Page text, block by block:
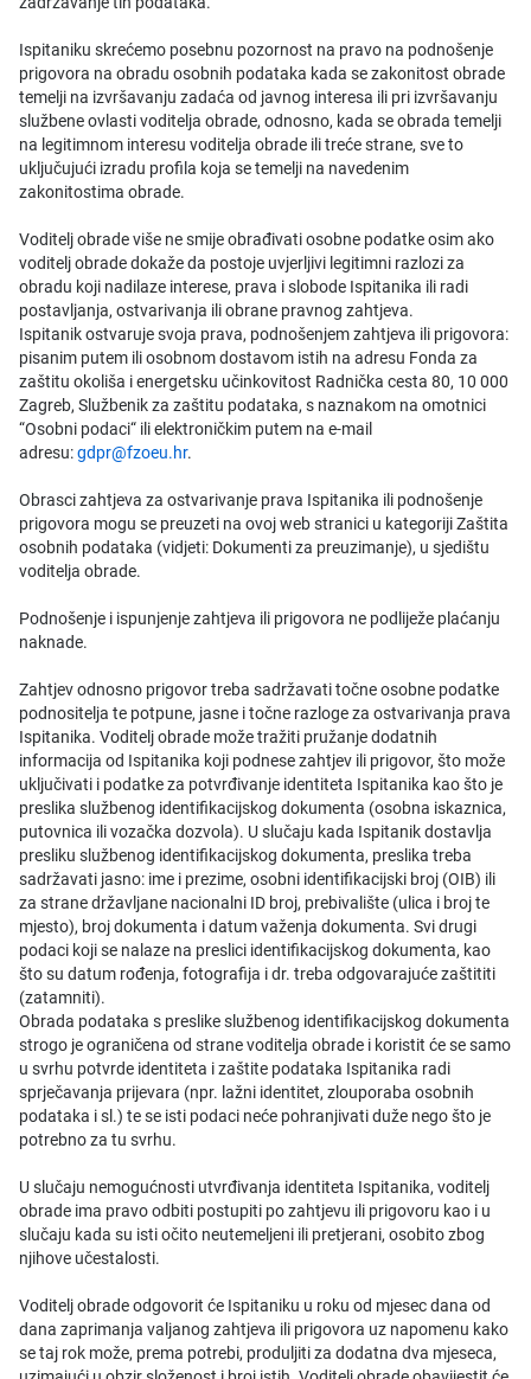
Ispitaniku skrećemo posebnu pozornost na pravo na podnošenje
prigovora na obradu osobnih podataka kada se zakonitost obrade
temelji na izvršavanju zadaća od javnog interesa ili pri izvršavanju
službene ovlasti voditelja obrade, odnosno, kada se obrada temelji
na legitimnom interesu voditelja obrade ili treće strane, sve to
uključujući izradu profila koja se temelji na navedenim
zakonitostima obrade.
Voditelj obrade više ne smije obrađivati osobne podatke osim ako
voditelj obrade dokaže da postoje uvjerljivi legitimni razlozi za
obradu koji nadilaze interese, prava i slobode Ispitanika ili radi
postavljanja, ostvarivanja ili obrane pravnog zahtjeva.
Ispitanik ostvaruje svoja prava, podnošenjem zahtjeva ili prigovora:
pisanim putem ili osobnom dostavom istih na adresu Fonda za
zaštitu okoliša i energetsku učinkovitost Radnička cesta 80, 10 000
Zagreb, Službenik za zaštitu podataka, s naznakom na omotnici
“Osobni podaci“ ili elektroničkim putem na e-mail
adresu:gdpr@fzoeu.hr.
Obrasci zahtjeva za ostvarivanje prava Ispitanika ili podnošenje
prigovora mogu se preuzeti na ovoj web stranici u kategoriji Zaštita
osobnih podataka (vidjeti: Dokumenti za preuzimanje), u sjedištu
voditelja obrade.
Podnošenje i ispunjenje zahtjeva ili prigovora ne podliježe plaćanju
naknade.
Zahtjev odnosno prigovor treba sadržavati točne osobne podatke
podnositelja te potpune, jasne i točne razloge za ostvarivanja prava
Ispitanika. Voditelj obrade može tražiti pružanje dodatnih
informacija od Ispitanika koji podnese zahtjev ili prigovor, što može
uključivati i podatke za potvrđivanje identiteta Ispitanika kao što je
preslika službenog identifikacijskog dokumenta (osobna iskaznica,
putovnica ili vozačka dozvola). U slučaju kada Ispitanik dostavlja
presliku službenog identifikacijskog dokumenta, preslika treba
sadržavati jasno: ime i prezime, osobni identifikacijski broj (OIB) ili
za strane državljane nacionalni ID broj, prebivalište (ulica i broj te
mjesto), broj dokumenta i datum važenja dokumenta. Svi drugi
podaci koji se nalaze na preslici identifikacijskog dokumenta, kao
što su datum rođenja, fotografija i dr. treba odgovarajuće zaštititi
(zatamniti).
Obrada podataka s preslike službenog identifikacijskog dokumenta
strogo je ograničena od strane voditelja obrade i koristit će se samo
u svrhu potvrde identiteta i zaštite podataka Ispitanika radi
sprječavanja prijevara (npr. lažni identitet, zlouporaba osobnih
podataka i sl.) te se isti podaci neće pohranjivati duže nego što je
potrebno za tu svrhu.
U slučaju nemogućnosti utvrđivanja identiteta Ispitanika, voditelj
obrade ima pravo odbiti postupiti po zahtjevu ili prigovoru kao i u
slučaju kada su isti očito neutemeljeni ili pretjerani, osobito zbog
njihove učestalosti.
Voditelj obrade odgovorit će Ispitaniku u roku od mjesec dana od
dana zaprimanja valjanog zahtjeva ili prigovora uz napomenu kako
se taj rok može, prema potrebi, produljiti za dodatna dva mjeseca,